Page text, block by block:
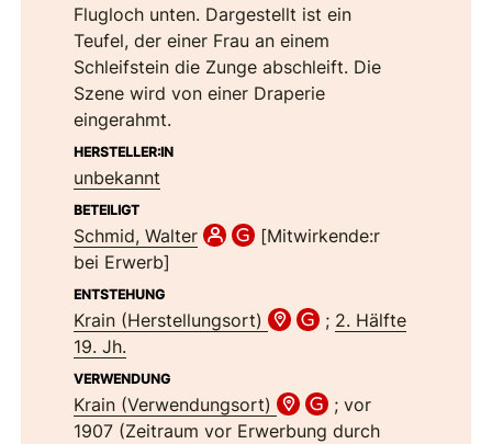
Flugloch unten. Dargestellt ist ein
Teufel, der einer Frau an einem
Schleifstein die Zunge abschleift. Die
Szene wird von einer Draperie
eingerahmt.
HERSTELLER:IN
unbekannt
BETEILIGT
Schmid, Walter
[Mitwirkende:r
bei Erwerb]
ENTSTEHUNG
Krain (Herstellungsort) ; 2. Hälfte
19. Jh.
VERWENDUNG
Krain (Verwendungsort)
; vor
1907 (Zeitraum vor Erwerbung durch